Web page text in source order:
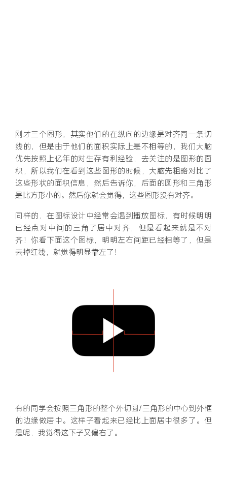
刚才三个图形，其实他们的在纵向的边缘是对齐同一条切
线的，但是由于他们的面积实际上是不相等的，我们大脑
优先按照上亿年的对生存有利经验，去关注的是图形的面
积，所以我们在看到这些图形的时候，大脑先粗略对比了
这些形状的面积信息，然后告诉你，后面的圆形和三角形
是比方形小的。然后你就会觉得，这些图形没有对齐。
同样的，在图标设计中经常会遇到播放图标，有时候明明
已经点对中间的三角了居中对齐，但是看起来就是不对
齐！你看下面这个图标，明明左右间距已经相等了，但是
去掉红线，就觉得明显靠左了！
有的同学会按照三角形的整个外切圆/三角形的中心到外框
的边缘做居中。这样子看起来已经比上面居中很多了。但
是呢，我觉得这下子又偏右了。